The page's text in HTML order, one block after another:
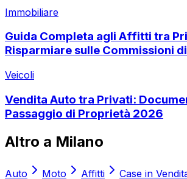
Immobiliare
Guida Completa agli Affitti tra
Risparmiare sulle Commissioni
Veicoli
Vendita Auto tra Privati:
Passaggio di Proprietà 2026
Altro a Milano
Auto Moto Affitti Case in